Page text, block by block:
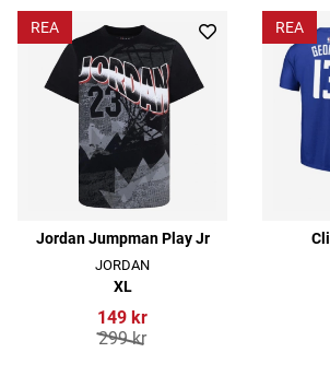
REA
Jordan Jumpman Play Jr
JORDAN
XL
149 kr
299 kr
REA